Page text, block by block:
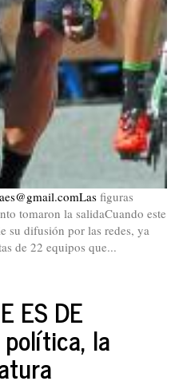
figuras
tomaron la salidaCuando este
su difusión por las redes, ya
de 22 equipos que...
ES DE
política, la